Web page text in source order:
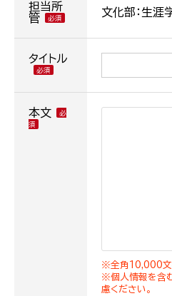
担当所
管
文化部：生涯
タイトル
本文
※全角10,000文
※個人情報を含
慮ください。